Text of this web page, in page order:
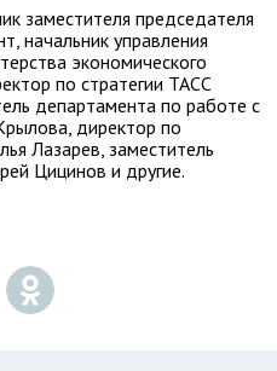
заместителя председателя
начальник управления
экономического
по стратегии ТАСС
департамента по работе с
директор по
Лазарев, заместитель
Цицинов и другие.